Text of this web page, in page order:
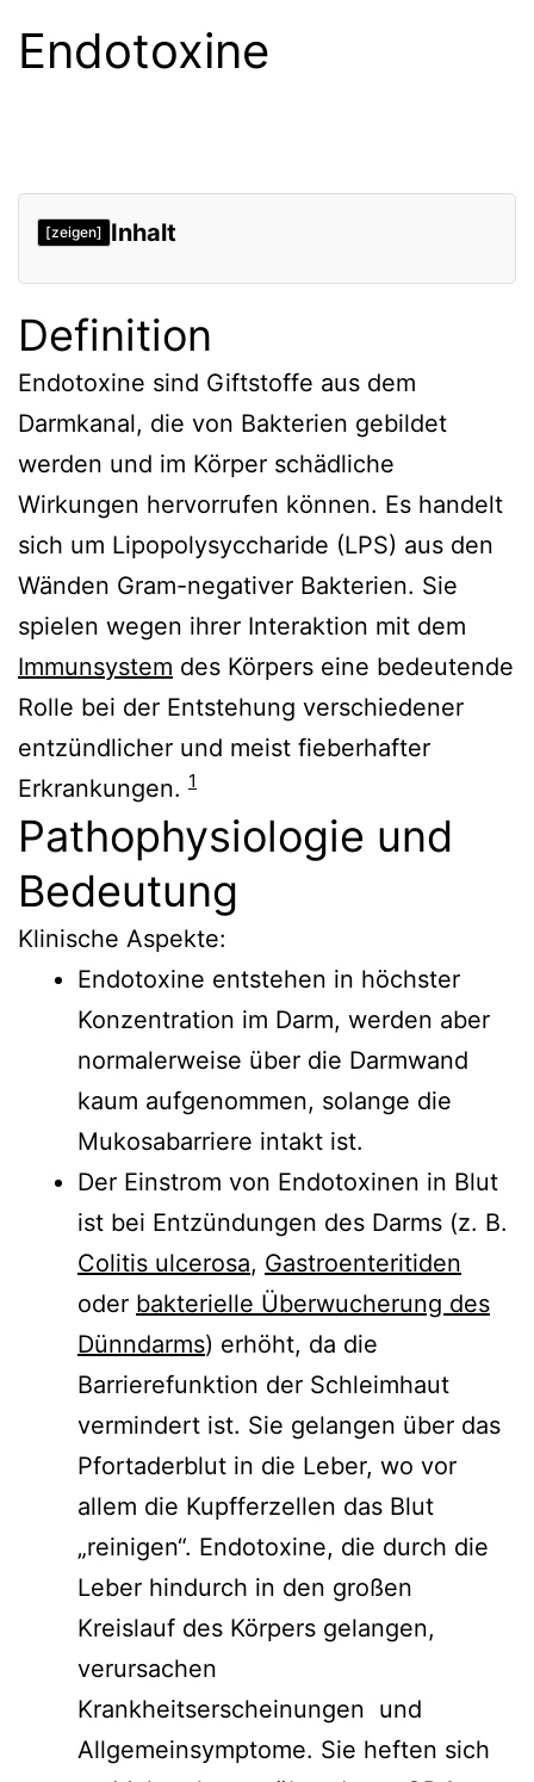
Endotoxine
[zeigen] Inhalt
Definition
Pathophysiologie und Bedeutung
Verweise
Definition
Endotoxine sind Giftstoffe aus dem
Darmkanal, die von Bakterien gebildet
werden und im Körper schädliche
Wirkungen hervorrufen können. Es handelt
sich um Lipopolysyccharide (LPS) aus den
Wänden Gram-negativer Bakterien. Sie
spielen wegen ihrer Interaktion mit dem
Immunsystem des Körpers eine bedeutende
Rolle bei der Entstehung verschiedener
entzündlicher und meist fieberhafter
Erkrankungen. 1
Pathophysiologie und
Bedeutung
Klinische Aspekte:
Endotoxine entstehen in höchster
Konzentration im Darm, werden aber
normalerweise über die Darmwand
kaum aufgenommen, solange die
Mukosabarriere intakt ist.
Der Einstrom von Endotoxinen in Blut
ist bei Entzündungen des Darms (z. B.
Colitis ulcerosa, Gastroenteritiden
oder bakterielle Überwucherung des
Dünndarms) erhöht, da die
Barrierefunktion der Schleimhaut
vermindert ist. Sie gelangen über das
Pfortaderblut in die Leber, wo vor
allem die Kupfferzellen das Blut
„reinigen“. Endotoxine, die durch die
Leber hindurch in den großen
Kreislauf des Körpers gelangen,
verursachen
Krankheitserscheinungen und
Allgemeinsymptome. Sie heften sich